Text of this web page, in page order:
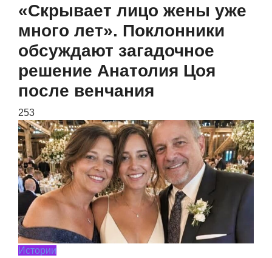
«Скрывает лицо жены уже
много лет». Поклонники
обсуждают загадочное
решение Анатолия Цоя
после венчания
253
Истории